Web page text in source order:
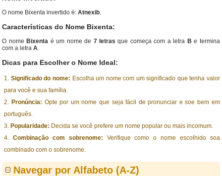
O nome Bixenta invertido é:Atnexib.
Características do Nome Bixenta:
O nome Bixenta é um nome de 7 letras que começa com a letra B e termina
com a letraA.
Dicas para Escolher o Nome Ideal:
Significado do nome: Escolha um nome com um significado que tenha valor
para você e sua família.
Pronúncia: Opte por um nome que seja fácil de pronunciar e soe bem em
português.
Popularidade: Decida se você prefere um nome popular ou mais incomum.
Combinação com sobrenome: Verifique como o nome escolhido soa
combinado com o sobrenome.
Navegar por Alfabeto (A-Z)